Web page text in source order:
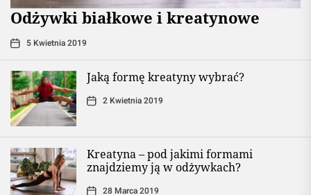
Odżywki białkowe i kreatynowe
5 Kwietnia 2019
Jaką formę kreatyny wybrać?
2 Kwietnia 2019
Kreatyna – pod jakimi formami
znajdziemy ją w odżywkach?
28 Marca 2019